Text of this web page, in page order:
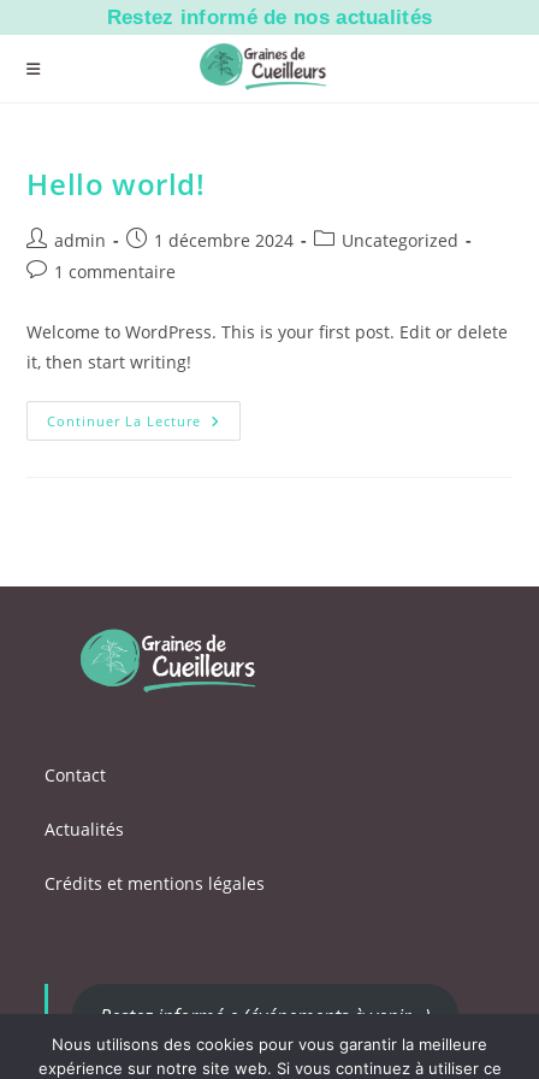
content
Restez informé de nos actualités
Hello world!
Auteur/autrice
de
admin
Publication
publiée :
1 décembre 2024
PostUncategorized
Commentaires
la
publication :
1 commentaire
Welcome to WordPress. This is your first post. Edit or delete
it, then start writing!
Continuer La Lecture Hello
World!
Contact
Actualités
Crédits et mentions légales
Restez informé.e (événements à venir...)
Nous utilisons des cookies pour vous garantir la meilleure
expérience sur notre site web. Si vous continuez à utiliser ce